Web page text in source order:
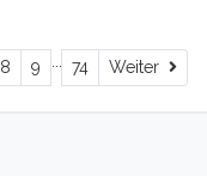
8 9 74 Weiter